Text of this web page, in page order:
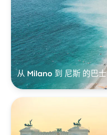
从 Milano 到 尼斯 的巴士